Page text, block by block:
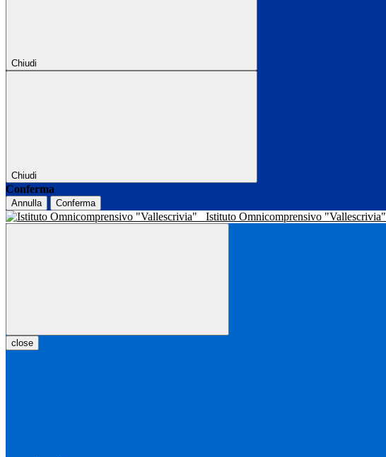
Chiudi
Chiudi
Conferma
Annulla Conferma
Istituto Omnicomprensivo "Vallescrivia"
close